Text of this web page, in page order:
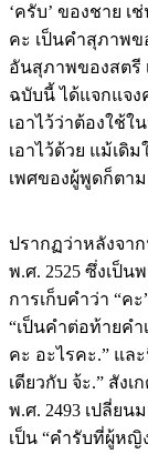
‘ครับ’ ของชาย เ
คะ เป็นคำสุภาพข
อันสุภาพของสตรี
ฉบับนี้ ได้แจกแจง
เอาไว้ว่าต้องใช้
เอาไว้ด้วย แม้เ
เพศของผู้พูดก็ตาม
ปรากฏว่าหลังจ
พ.ศ. 2525 ซึ่งเป็น
การเก็บคำว่า “ค
“เป็นคำต่อท้ายค
คะ อะไรคะ.” แล
เดียวกับ จ้ะ.” สัง
พ.ศ. 2493 เปลี่ยน
เป็น “คำรับที่ผู้หญิ